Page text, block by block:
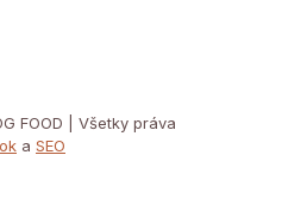
FOOD | Všetky práva
a SEO